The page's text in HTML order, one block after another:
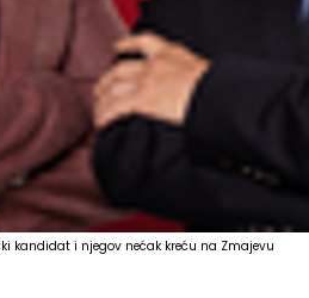
kandidat i njegov nećak kreću na Zmajevu